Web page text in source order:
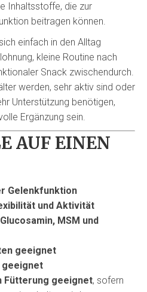
Inhaltsstoffe, die zur
beitragen können.
einfach in den Alltag
kleine Routine nach
Snack zwischendurch.
werden, sehr aktiv sind oder
Unterstützung benötigen,
Ergänzung sein.
AUF EINEN
Gelenkfunktion
und Aktivität
MSM und
geeignet
geeignet
Fütterung geeignet, sofern